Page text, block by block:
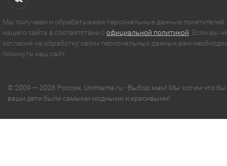
Мы получаем и обрабатываем персональные данные посетителей
нашего сайта в соответствии софициальной политикой. Если вы
согласия на обработку своих персональных данных,вам
покинуть наш сайт.
© 2009 — 2026 Россия. Unimama.ru - Выбор мам! Мы хотим что бы
ваши дети были самыми модными и красивыми!